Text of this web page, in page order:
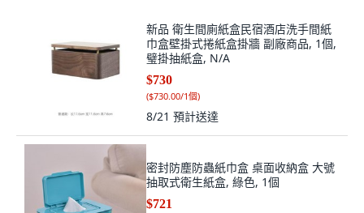
新品 衛生間廁紙盒民宿酒店洗手間紙
巾盒壁掛式捲紙盒掛牆 副廠商品, 1個,
璧掛抽紙盒, N/A
$730
($730.00/1個)
8/21 預計送達
密封防塵防蟲紙巾盒 桌面收納盒 大號
抽取式衛生紙盒, 綠色, 1個
$721